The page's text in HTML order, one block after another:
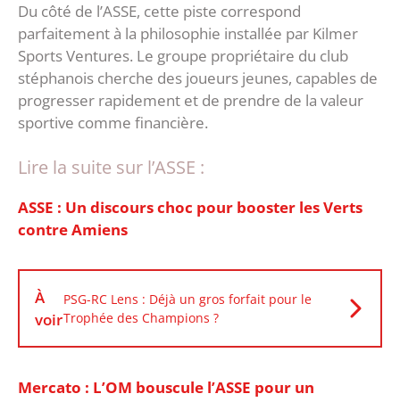
‎Du côté de l’ASSE, cette piste correspond
parfaitement à la philosophie installée par Kilmer
Sports Ventures. Le groupe propriétaire du club
stéphanois cherche des joueurs jeunes, capables de
progresser rapidement et de prendre de la valeur
sportive comme financière.
Lire la suite sur l’ASSE :
ASSE : Un discours choc pour booster les Verts
contre Amiens
À
voir
PSG-RC Lens : Déjà un gros forfait pour le
Trophée des Champions ?
Mercato : L’OM bouscule l’ASSE pour un